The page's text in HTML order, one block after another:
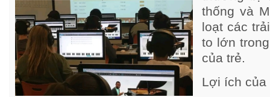
thống và
loạt các
to lớn
của trẻ.
Lợi ích của